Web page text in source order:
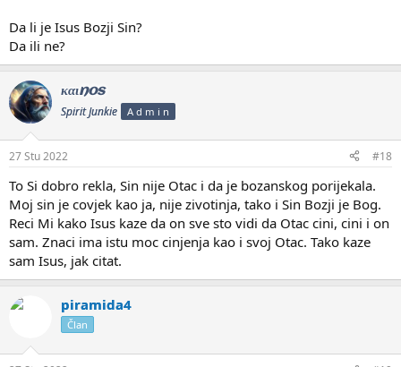
Da li je Isus Bozji Sin?
Da ili ne?
καιnos
Spirit Junkie A d m i n
27 Stu 2022 #18
To Si dobro rekla, Sin nije Otac i da je bozanskog porijekala.
Moj sin je covjek kao ja, nije zivotinja, tako i Sin Bozji je Bog.
Reci Mi kako Isus kaze da on sve sto vidi da Otac cini, cini i on
sam. Znaci ima istu moc cinjenja kao i svoj Otac. Tako kaze
sam Isus, jak citat.
piramida4
Član